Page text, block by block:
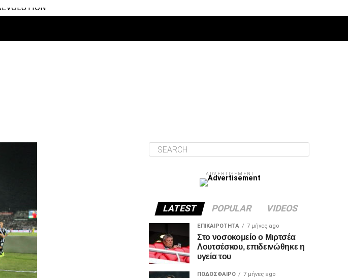
ADVERTISEMENT
LATEST POPULAR VIDEOS
ΕΠΙΚΑΙΡΌΤΗΤΑ 7 μήνες ago
Στο νοσοκομείο ο Μιρτσέα
Λουτσέσκου, επιδεινώθηκε η
υγεία του
ΠΟΔΌΣΦΑΙΡΟ 7 μήνες ago